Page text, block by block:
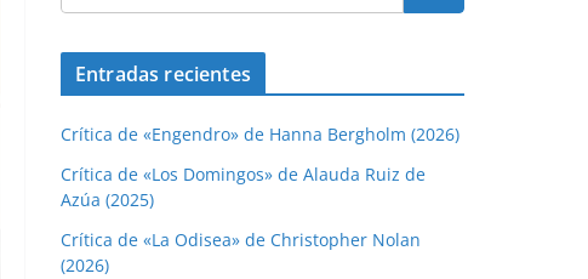
Entradas recientes
Crítica de «Engendro» de Hanna Bergholm (2026)
Crítica de «Los Domingos» de Alauda Ruiz de
Azúa (2025)
Crítica de «La Odisea» de Christopher Nolan
(2026)